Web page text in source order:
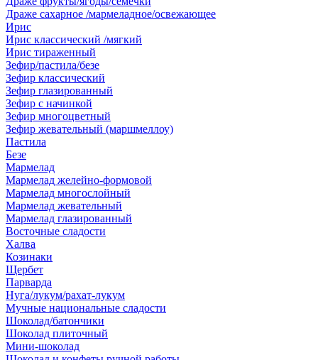
Драже сахарное /мармеладное/освежающее
Ирис
Ирис классический /мягкий
Ирис тираженный
Зефир/пастила/безе
Зефир классический
Зефир глазированный
Зефир с начинкой
Зефир многоцветный
Зефир жевательный (маршмеллоу)
Пастила
Безе
Мармелад
Мармелад желейно-формовой
Мармелад многослойный
Мармелад жевательный
Мармелад глазированный
Восточные сладости
Халва
Козинаки
Щербет
Парварда
Нуга/лукум/рахат-лукум
Мучные национальные сладости
Шоколад/батончики
Шоколад плиточный
Мини-шоколад